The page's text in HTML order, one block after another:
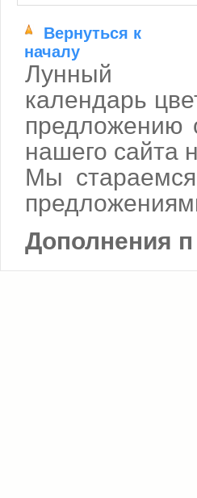
Вернуться к
началу
Лунный
календарь
предложению
нашего сайта
Мы
Дополнения п